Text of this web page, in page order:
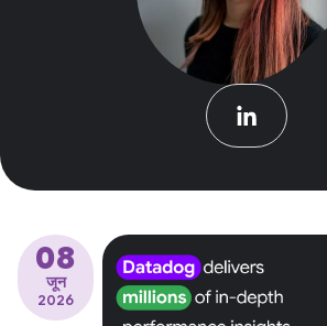
08
जून
2026